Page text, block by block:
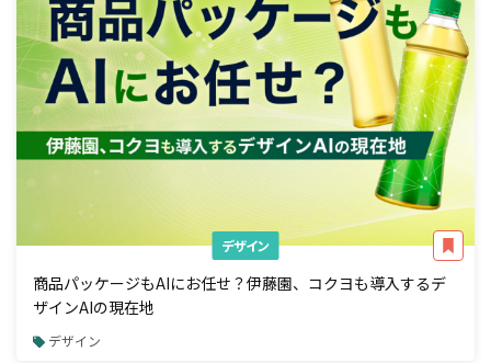
デザイン
商品パッケージもAIにお任せ？伊藤園、コクヨも導入するデ
ザインAIの現在地
デザイン